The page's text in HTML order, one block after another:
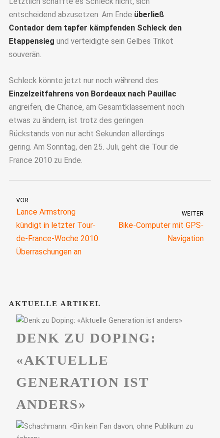
entscheidend abzusetzen. Am Ende überließ
Contador dem tapfer kämpfenden Schleck den
Etappensieg und verteidigte sein Gelbes Trikot
souverän.
Schleck könnte jetzt nur noch während des
Einzelzeitfahrens von Bordeaux nach Pauillac
angreifen, die Chance, am Gesamtklassement noch
etwas zu ändern, ist trotz des geringen
Rückstands von nur acht Sekunden allerdings
gering. Am Sonntag, den 25. Juli, geht die Tour de
France 2010 zu Ende.
VOR
Lance Armstrong
kündigt in letzter Tour-
de-France-Woche 2010
Überraschungen an
WEITER
Bike-Computer mit GPS-
Navigation
AKTUELLE ARTIKEL
DENK ZU DOPING:
«AKTUELLE
GENERATION IST
ANDERS»